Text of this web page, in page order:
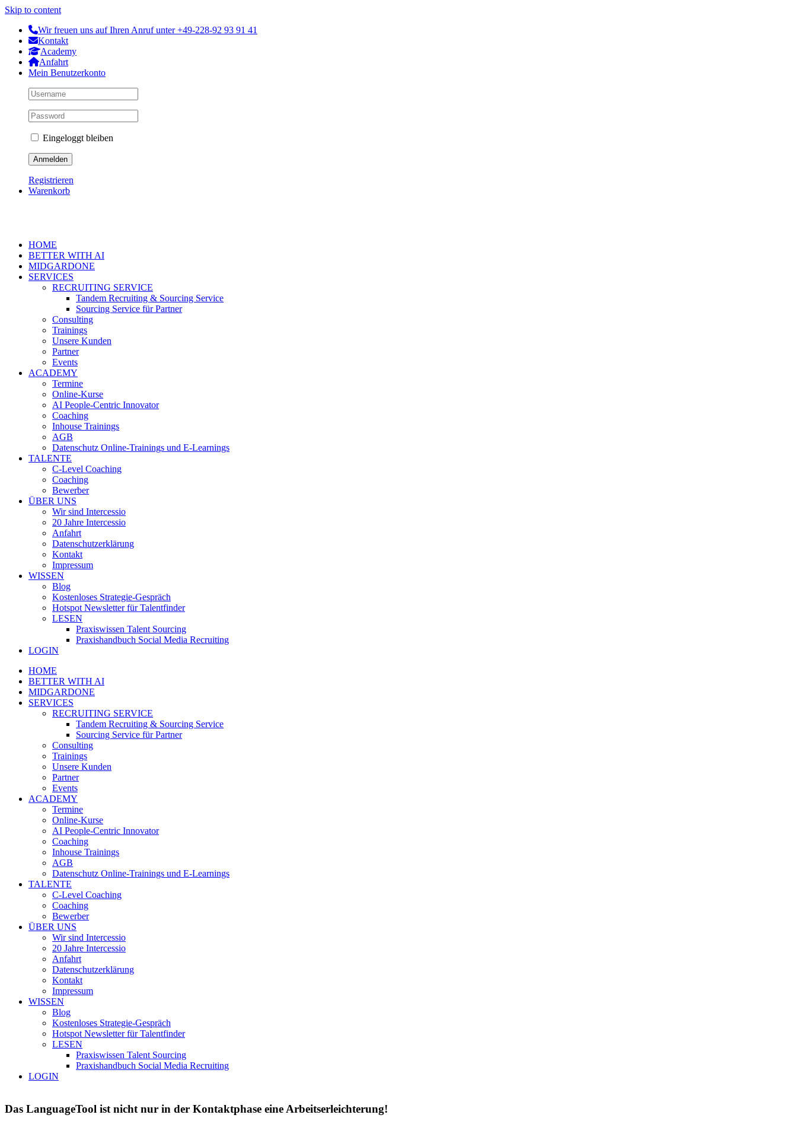
Skip to content
Wir freuen uns auf Ihren Anruf unter +49-228-92 93 91 41
Kontakt
Academy
Anfahrt
Mein Benutzerkonto
Eingeloggt bleiben
Registrieren
Warenkorb
HOME
BETTER WITH AI
MIDGARDONE
SERVICES
RECRUITING SERVICE
Tandem Recruiting & Sourcing Service
Sourcing Service für Partner
Consulting
Trainings
Unsere Kunden
Partner
Events
ACADEMY
Termine
Online-Kurse
AI People-Centric Innovator
Coaching
Inhouse Trainings
AGB
Datenschutz Online-Trainings und E-Learnings
TALENTE
C-Level Coaching
Coaching
Bewerber
ÜBER UNS
Wir sind Intercessio
20 Jahre Intercessio
Anfahrt
Datenschutzerklärung
Kontakt
Impressum
WISSEN
Blog
Kostenloses Strategie-Gespräch
Hotspot Newsletter für Talentfinder
LESEN
Praxiswissen Talent Sourcing
Praxishandbuch Social Media Recruiting
LOGIN
HOME
BETTER WITH AI
MIDGARDONE
SERVICES
RECRUITING SERVICE
Tandem Recruiting & Sourcing Service
Sourcing Service für Partner
Consulting
Trainings
Unsere Kunden
Partner
Events
ACADEMY
Termine
Online-Kurse
AI People-Centric Innovator
Coaching
Inhouse Trainings
AGB
Datenschutz Online-Trainings und E-Learnings
TALENTE
C-Level Coaching
Coaching
Bewerber
ÜBER UNS
Wir sind Intercessio
20 Jahre Intercessio
Anfahrt
Datenschutzerklärung
Kontakt
Impressum
WISSEN
Blog
Kostenloses Strategie-Gespräch
Hotspot Newsletter für Talentfinder
LESEN
Praxiswissen Talent Sourcing
Praxishandbuch Social Media Recruiting
LOGIN
Das LanguageTool ist nicht nur in der Kontaktphase eine Arbeitserleichterung!